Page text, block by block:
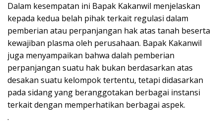
Dalam kesempatan ini Bapak Kakanwil menjelaskan
kepada kedua belah pihak terkait regulasi dalam
pemberian atau perpanjangan hak atas tanah beserta
kewajiban plasma oleh perusahaan. Bapak Kakanwil
juga menyampaikan bahwa dalah pemberian
perpanjangan suatu hak bukan berdasarkan atas
desakan suatu kelompok tertentu, tetapi didasarkan
pada sidang yang beranggotakan berbagai instansi
terkait dengan memperhatikan berbagai aspek.
.